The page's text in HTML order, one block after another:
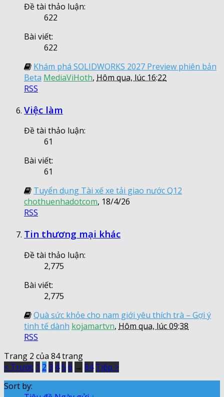
Đề tài thảo luận:
622
Bài viết:
622
Khám phá SOLIDWORKS 2027 Preview phiên bản
Beta MediaViHoth, Hôm qua, lúc 16:22
RSS
Việc làm
Đề tài thảo luận:
61
Bài viết:
61
Tuyển dụng Tài xế xe tải giao nước Q12
chothuenhadotcom, 18/4/26
RSS
Tin thương mại khác
Đề tài thảo luận:
2,775
Bài viết:
2,775
Quà sức khỏe cho nam giới yêu thích trà – Gợi ý
tinh tế dành kojamartvn, Hôm qua, lúc 09:38
RSS
Trang 2 của 84 trang
< Trước 1 2 3 45 6 → 84 Tiếp >
Sort by: